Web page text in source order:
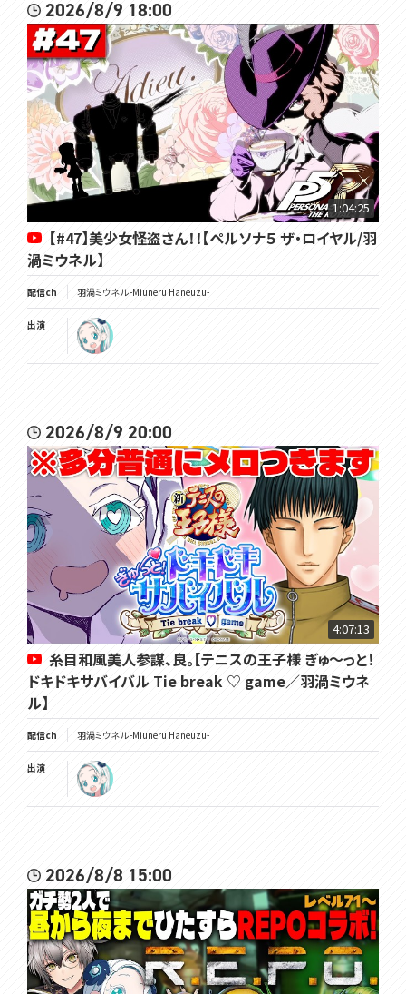
2026/8/9 18:00
1:04:25
【#47】美少女怪盗さん！！【ペルソナ５ ザ・ロイヤル/羽
渦ミウネル】
配信ch 羽渦ミウネル -Miuneru Haneuzu-
出演
2026/8/9 20:00
4:07:13
糸目和風美人参謀、良。【テニスの王子様 ぎゅ～っと！
ドキドキサバイバル Tie break ♡ game／羽渦ミウネ
ル】
配信ch 羽渦ミウネル -Miuneru Haneuzu-
出演
2026/8/8 15:00